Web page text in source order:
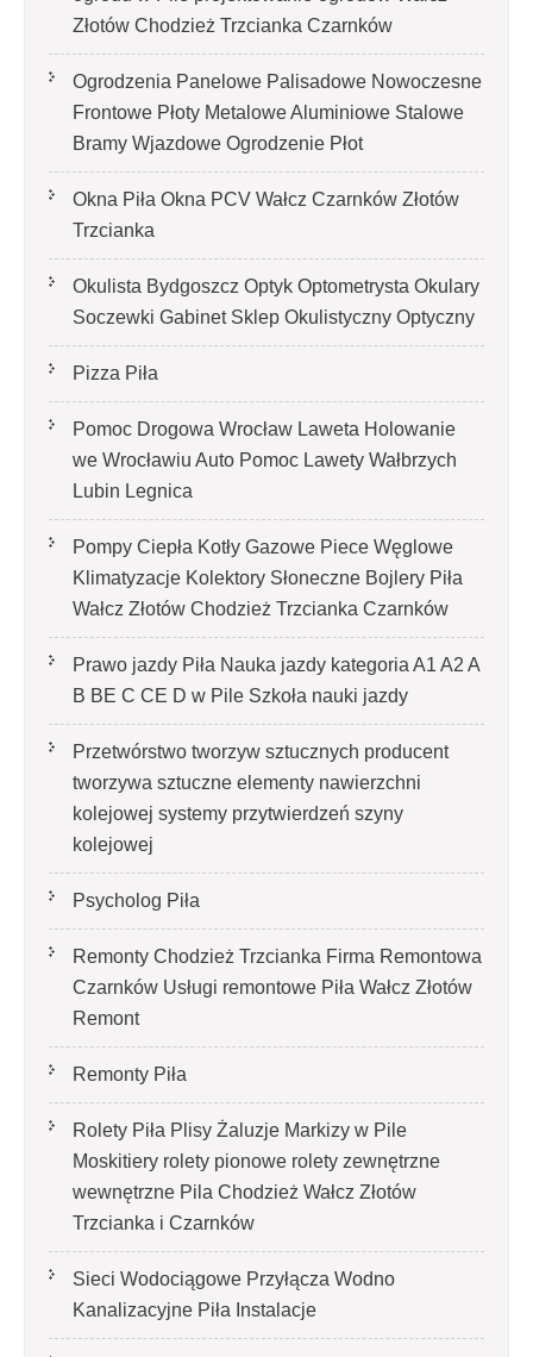
Złotów Chodzież Trzcianka Czarnków
Ogrodzenia Panelowe Palisadowe Nowoczesne
Frontowe Płoty Metalowe Aluminiowe Stalowe
Bramy Wjazdowe Ogrodzenie Płot
Okna Piła Okna PCV Wałcz Czarnków Złotów
Trzcianka
Okulista Bydgoszcz Optyk Optometrysta Okulary
Soczewki Gabinet Sklep Okulistyczny Optyczny
Pizza Piła
Pomoc Drogowa Wrocław Laweta Holowanie
we Wrocławiu Auto Pomoc Lawety Wałbrzych
Lubin Legnica
Pompy Ciepła Kotły Gazowe Piece Węglowe
Klimatyzacje Kolektory Słoneczne Bojlery Piła
Wałcz Złotów Chodzież Trzcianka Czarnków
Prawo jazdy Piła Nauka jazdy kategoria A1 A2 A
B BE C CE D‎ w Pile Szkoła nauki jazdy
Przetwórstwo tworzyw sztucznych producent
tworzywa sztuczne elementy nawierzchni
kolejowej systemy przytwierdzeń szyny
kolejowej
Psycholog Piła
Remonty Chodzież Trzcianka Firma Remontowa
Czarnków Usługi remontowe Piła Wałcz Złotów
Remont
Remonty Piła
Rolety Piła Plisy Żaluzje Markizy w Pile
Moskitiery rolety pionowe rolety zewnętrzne
wewnętrzne Pila Chodzież Wałcz Złotów
Trzcianka i Czarnków
Sieci Wodociągowe Przyłącza Wodno
Kanalizacyjne Piła Instalacje